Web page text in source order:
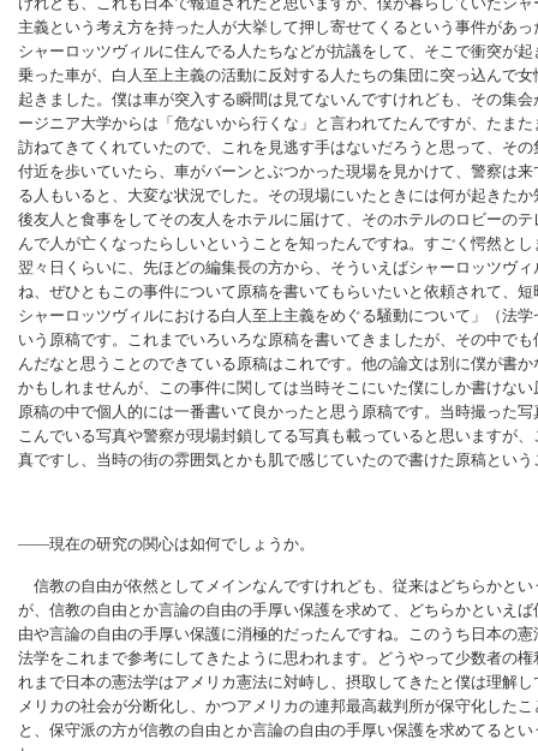
けれども、これも日本で報道されたと思いますが、僕が暮らしていたシ
主義という考え方を持った人が大挙して押し寄せてくるという事件があ
シャーロッツヴィルに住んでる人たちなどが抗議をして、そこで衝突が
乗った車が、白人至上主義の活動に反対する人たちの集団に突っ込んで
起きました。僕は車が突入する瞬間は見てないんですけれども、その集
ージニア大学からは「危ないから行くな」と言われてたんですが、たま
訪ねてきてくれていたので、これを見逃す手はないだろうと思って、そ
付近を歩いていたら、車がバーンとぶつかった現場を見かけて、警察は
る人もいると、大変な状況でした。その現場にいたときには何が起きた
後友人と食事をしてその友人をホテルに届けて、そのホテルのロビーの
んで人が亡くなったらしいということを知ったんですね。すごく愕然と
翌々日くらいに、先ほどの編集長の方から、そういえばシャーロッツヴ
ね、ぜひともこの事件について原稿を書いてもらいたいと依頼されて、
シャーロッツヴィルにおける白人至上主義をめぐる騒動について」（法
いう原稿です。これまでいろいろな原稿を書いてきましたが、その中で
んだなと思うことのできている原稿はこれです。他の論文は別に僕が書
かもしれませんが、この事件に関しては当時そこにいた僕にしか書けな
原稿の中で個人的には一番書いて良かったと思う原稿です。当時撮った
こんでいる写真や警察が現場封鎖してる写真も載っていると思いますが
真ですし、当時の街の雰囲気とかも肌で感じていたので書けた原稿とい
――現在の研究の関心は如何でしょうか。
信教の自由が依然としてメインなんですけれども、従来はどちらかと
が、信教の自由とか言論の自由の手厚い保護を求めて、どちらかといえ
由や言論の自由の手厚い保護に消極的だったんですね。このうち日本の
法学をこれまで参考にしてきたように思われます。どうやって少数者の
れまで日本の憲法学はアメリカ憲法に対峙し、摂取してきたと僕は理解
メリカの社会が分断化し、かつアメリカの連邦最高裁判所が保守化した
と、保守派の方が信教の自由とか言論の自由の手厚い保護を求めてると